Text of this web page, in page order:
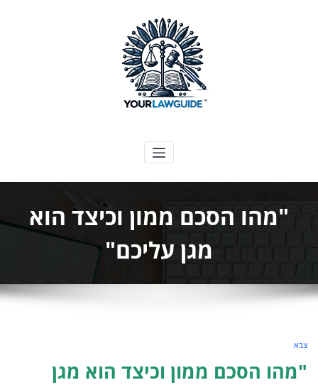
המדריך המשפטי שלך
"מהו הסכם ממון וכיצד הוא
מגן עליכם"
צבא
"מהו הסכם ממון וכיצד הוא מגן